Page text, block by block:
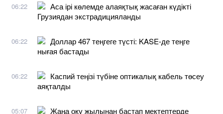
06:22
Аса ірі көлемде алаяқтық жасаған күдікті
Грузиядан экстрадицияланды
06:22
Доллар 467 теңгеге түсті: KASE-де теңге
нығая бастады
06:22
Каспий теңізі түбіне оптикалық кабель төсеу
аяқталды
05:07
Жаңа оқу жылынан бастап мектептерде